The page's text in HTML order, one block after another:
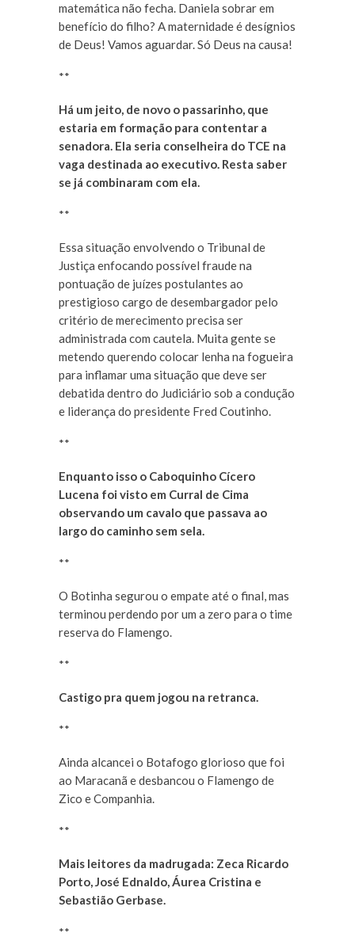
matemática não fecha. Daniela sobrar em
benefício do filho? A maternidade é desígnios
de Deus! Vamos aguardar. Só Deus na causa!
**
Há um jeito, de novo o passarinho, que
estaria em formação para contentar a
senadora. Ela seria conselheira do TCE na
vaga destinada ao executivo. Resta saber
se já combinaram com ela.
**
Essa situação envolvendo o Tribunal de
Justiça enfocando possível fraude na
pontuação de juízes postulantes ao
prestigioso cargo de desembargador pelo
critério de merecimento precisa ser
administrada com cautela. Muita gente se
metendo querendo colocar lenha na fogueira
para inflamar uma situação que deve ser
debatida dentro do Judiciário sob a condução
e liderança do presidente Fred Coutinho.
**
Enquanto isso o Caboquinho Cícero
Lucena foi visto em Curral de Cima
observando um cavalo que passava ao
largo do caminho sem sela.
**
O Botinha segurou o empate até o final, mas
terminou perdendo por um a zero para o time
reserva do Flamengo.
**
Castigo pra quem jogou na retranca.
**
Ainda alcancei o Botafogo glorioso que foi
ao Maracanã e desbancou o Flamengo de
Zico e Companhia.
**
Mais leitores da madrugada: Zeca Ricardo
Porto, José Ednaldo, Áurea Cristina e
Sebastião Gerbase.
**